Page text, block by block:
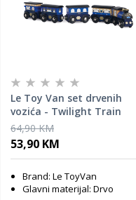
Le Toy Van set drvenih
vozića - Twilight Train
64,90 KM
53,90 KM
Brand: Le ToyVan
Glavni materijal: Drvo